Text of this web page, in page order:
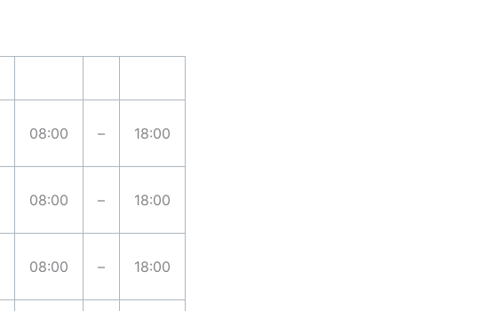
08:00 – 18:00
08:00 – 18:00
08:00 – 18:00